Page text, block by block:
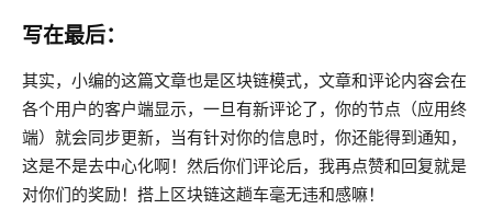
写在最后：
其实，小编的这篇文章也是区块链模式，文章和评论内容会在
各个用户的客户端显示，一旦有新评论了，你的节点（应用终
端）就会同步更新，当有针对你的信息时，你还能得到通知，
这是不是去中心化啊！然后你们评论后，我再点赞和回复就是
对你们的奖励！搭上区块链这趟车毫无违和感嘛！